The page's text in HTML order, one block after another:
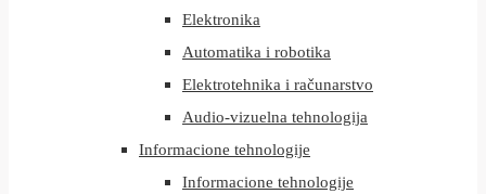
Elektronika
Automatika i robotika
Elektrotehnika i računarstvo
Audio-vizuelna tehnologija
Informacione tehnologije
Informacione tehnologije